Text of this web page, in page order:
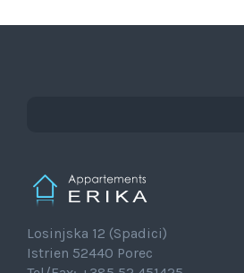
Losinjska 12 (Spadici)
Istrien 52440 Porec